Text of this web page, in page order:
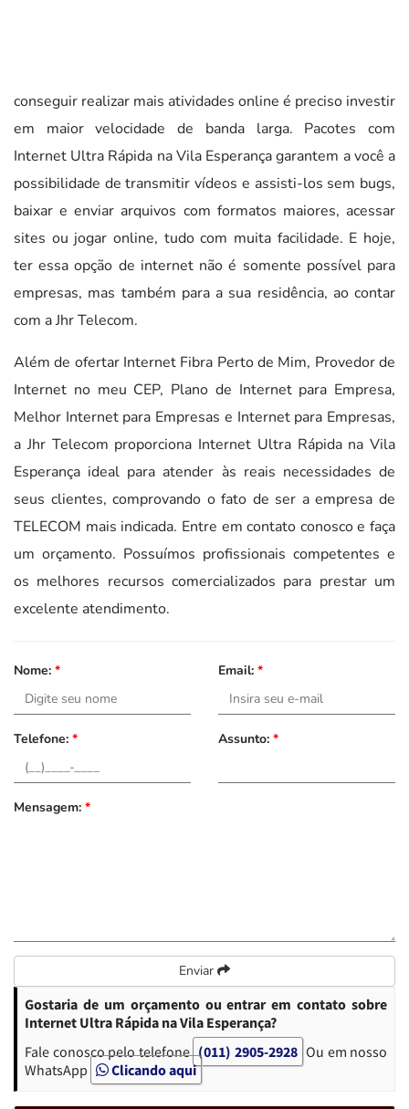
conseguir realizar mais atividades online é preciso investir
em maior velocidade de banda larga. Pacotes com
Internet Ultra Rápida na Vila Esperança garantem a você a
possibilidade de transmitir vídeos e assisti-los sem bugs,
baixar e enviar arquivos com formatos maiores, acessar
sites ou jogar online, tudo com muita facilidade. E hoje,
ter essa opção de internet não é somente possível para
empresas, mas também para a sua residência, ao contar
com a Jhr Telecom.
Além de ofertar Internet Fibra Perto de Mim, Provedor de
Internet no meu CEP, Plano de Internet para Empresa,
Melhor Internet para Empresas e Internet para Empresas,
a Jhr Telecom proporciona Internet Ultra Rápida na Vila
Esperança ideal para atender às reais necessidades de
seus clientes, comprovando o fato de ser a empresa de
TELECOM mais indicada. Entre em contato conosco e faça
um orçamento. Possuímos profissionais competentes e
os melhores recursos comercializados para prestar um
excelente atendimento.
Nome: * Email: *
Telefone: * Assunto: *
Mensagem: *
Enviar
Gostaria de um orçamento ou entrar em contato sobre
Internet Ultra Rápida na Vila Esperança?
Fale conosco pelo telefone (011) 2905-2928 Ou em nosso
WhatsApp
Clicando aqui